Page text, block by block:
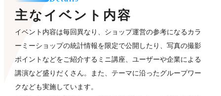
主なイベント内容
イベント内容は毎回異なり、ショップ運営の参考になるカラ
ーミーショップの統計情報を限定で公開したり、写真の撮影
ポイントなどをご紹介するミニ講座、ユーザーや企業による
講演など盛りだくさん。また、テーマに沿ったグループワー
クなども​実施しています。